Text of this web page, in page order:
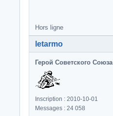
Hors ligne
letarmo
Герой Советского Союза
Inscription : 2010-10-01
Messages : 24 058